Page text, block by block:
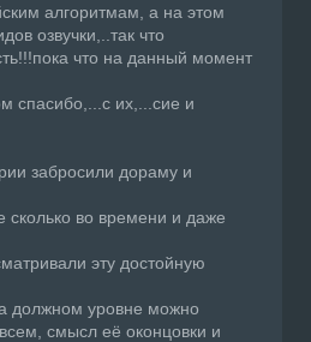
алгоритмам, а на этом
озвучки,..так что
что на данный момент
спасибо,...с их,...сие и
забросили дораму и
сколько во времени и даже
эту достойную
должном уровне можно
смысл её оконцовки и